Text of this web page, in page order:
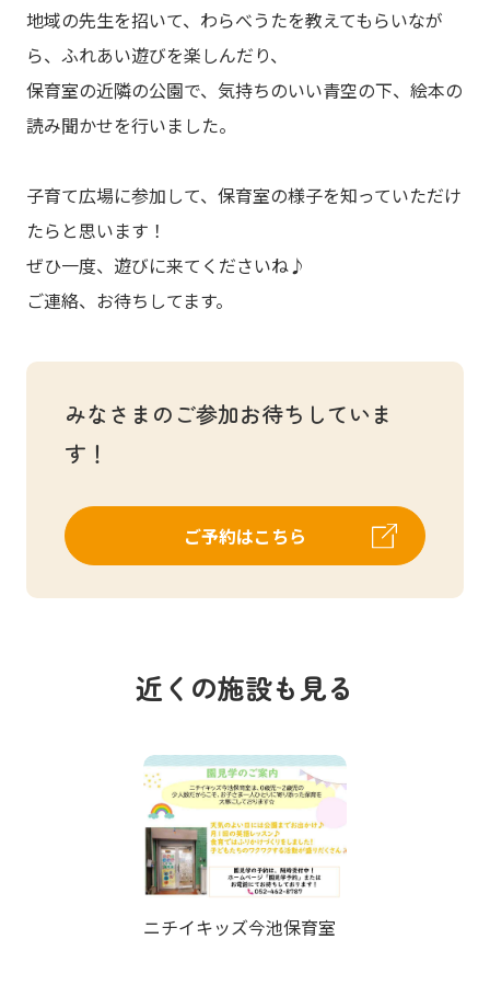
地域の先生を招いて、わらべうたを教えてもらいなが
ら、ふれあい遊びを楽しんだり、
保育室の近隣の公園で、気持ちのいい青空の下、絵本の
読み聞かせを行いました。
子育て広場に参加して、保育室の様子を知っていただけ
たらと思います！
ぜひ一度、遊びに来てくださいね♪
ご連絡、お待ちしてます。
みなさまのご参加お待ちしていま
す！
ご予約はこちら
近くの施設も見る
ニチイキッズ今池保育室